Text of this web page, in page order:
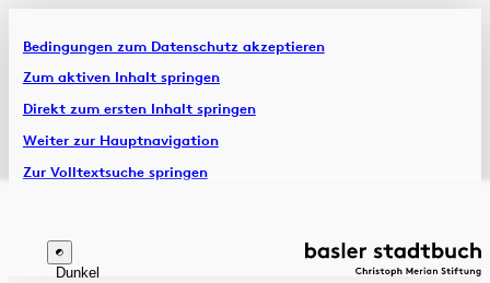
Bedingungen zum Datenschutz akzeptieren
Zum aktiven Inhalt springen
Direkt zum ersten Inhalt springen
Weiter zur Hauptnavigation
Zur Volltextsuche springen
Artikel & Dossiers
Chronik
Dunkel